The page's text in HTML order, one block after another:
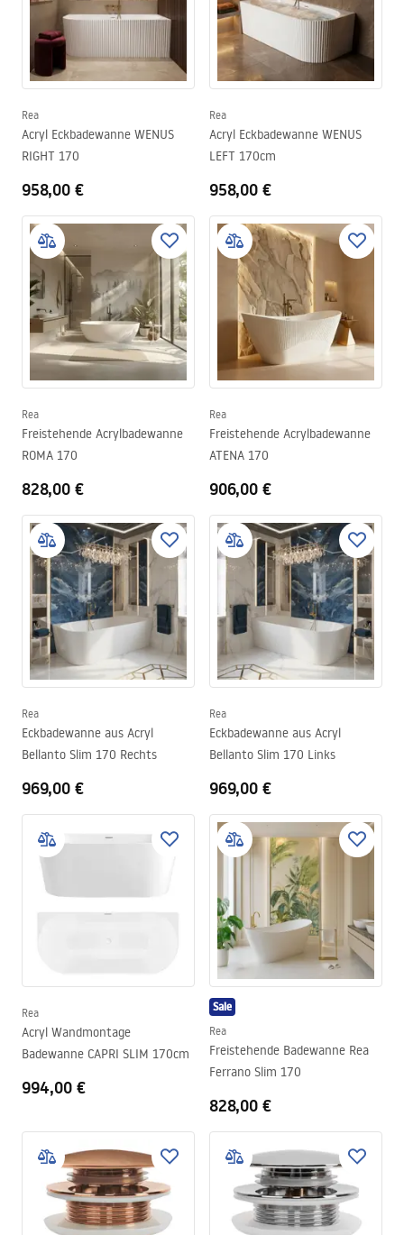
Rea
Acryl Eckbadewanne WENUS
RIGHT 170
958,00 €
Rea
Acryl Eckbadewanne WENUS
LEFT 170cm
958,00 €
Rea
Freistehende Acrylbadewanne
ROMA 170
828,00 €
Rea
Freistehende Acrylbadewanne
ATENA 170
906,00 €
Rea
Eckbadewanne aus Acryl
Bellanto Slim 170 Rechts
969,00 €
Rea
Eckbadewanne aus Acryl
Bellanto Slim 170 Links
969,00 €
Rea
Acryl Wandmontage
Badewanne CAPRI SLIM 170cm
994,00 €
Sale
Rea
Freistehende Badewanne Rea
Ferrano Slim 170
828,00 €